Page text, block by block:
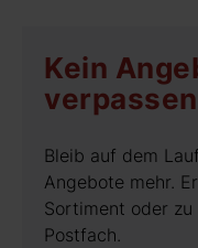
Kein
Bleib auf dem
Angebote mehr.
Sortiment oder
Postfach.